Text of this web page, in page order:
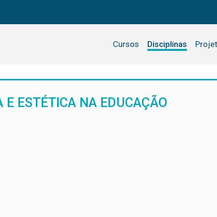
Cursos Disciplinas
ESTÉTICA NA EDUCAÇÃO